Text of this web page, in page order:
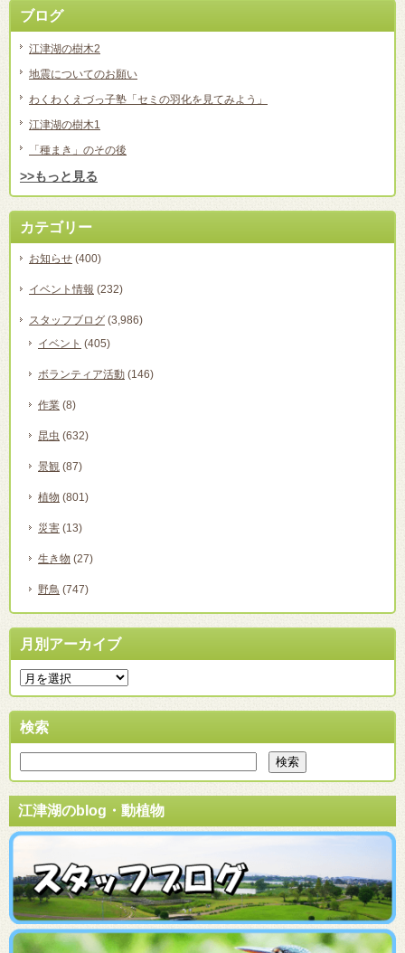
ブログ
江津湖の樹木2
地震についてのお願い
わくわくえづっ子塾「セミの羽化を見てみよう」
江津湖の樹木1
「種まき」のその後
>>もっと見る
カテゴリー
お知らせ (400)
イベント情報 (232)
スタッフブログ (3,986)
イベント (405)
ボランティア活動 (146)
作業 (8)
昆虫 (632)
景観 (87)
植物 (801)
災害 (13)
生き物 (27)
野鳥 (747)
月別アーカイブ
検索
江津湖のblog・動植物